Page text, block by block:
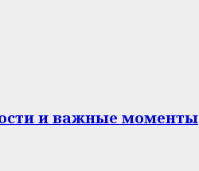
и важные моменты